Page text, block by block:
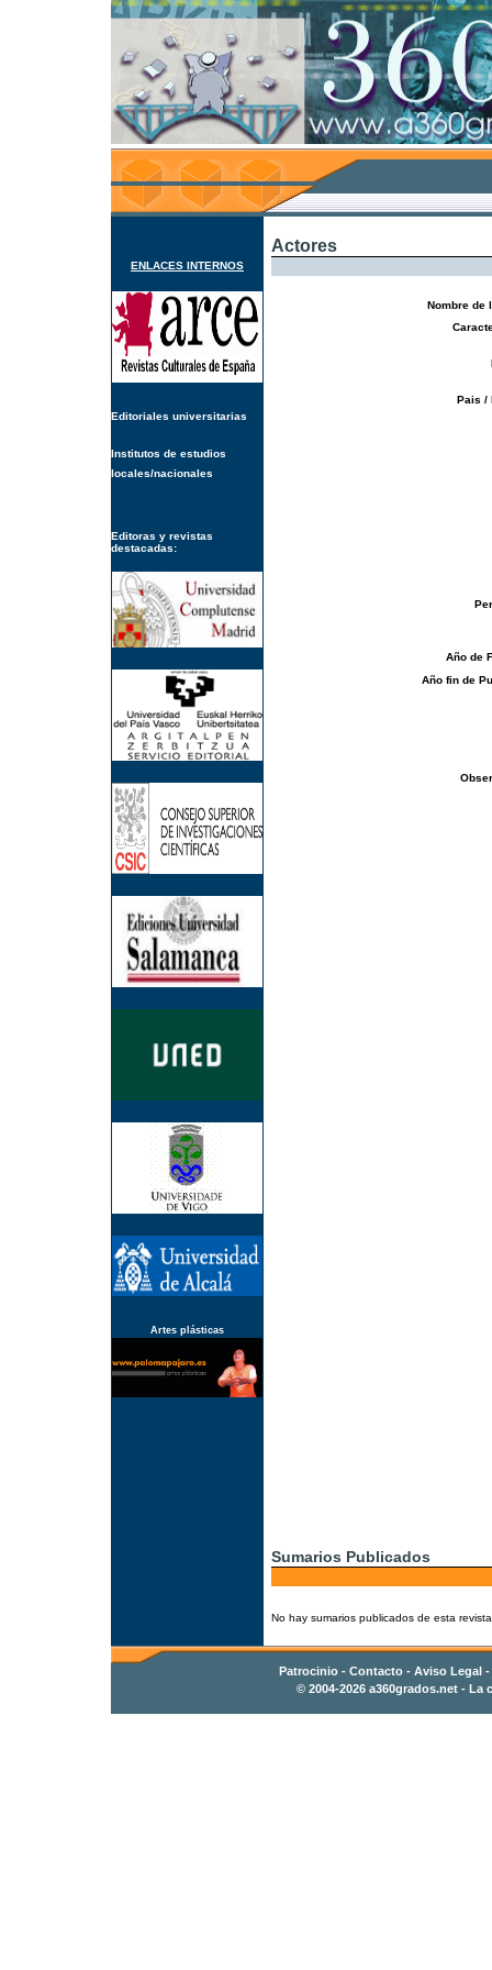
ENLACES INTERNOS
Editoriales universitarias
Institutos de estudios
locales/nacionales
Editoras y revistas
destacadas:
Artes plásticas
Actores
Nombre de
Pais /
Año de
Año fin de
Sumarios Publicados
No hay sumarios publicados de esta revista
Patrocinio- Contacto- Aviso Legal -
© 2004-2026 a360grados.net- La